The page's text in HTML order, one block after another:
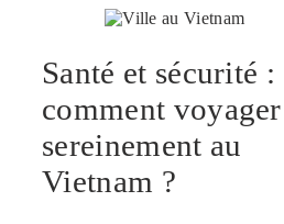
Santé et sécurité :
comment voyager
sereinement au
Vietnam ?